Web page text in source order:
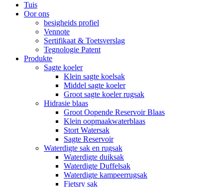
Tuis
Oor ons
besigheids profiel
Vennote
Sertifikaat & Toetsverslag
Tegnologie Patent
Produkte
Sagte koeler
Klein sagte koelsak
Middel sagte koeler
Groot sagte koeler rugsak
Hidrasie blaas
Groot Oopende Reservoir Blaas
Klein oopmaakwaterblaas
Stort Watersak
Sagte Reservoir
Waterdigte sak en rugsak
Waterdigte duiksak
Waterdigte Duffelsak
Waterdigte kampeerrugsak
Fietsry sak